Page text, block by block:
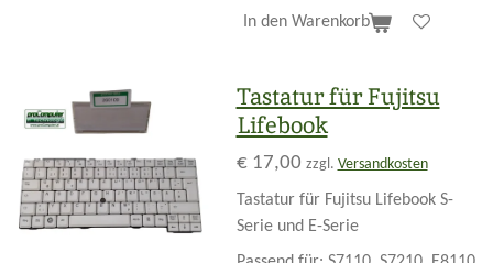
In den Warenkorb
Tastatur für Fujitsu
Lifebook
€ 17,00 zzgl. Versandkosten
Tastatur für Fujitsu Lifebook S-
Serie und E-Serie